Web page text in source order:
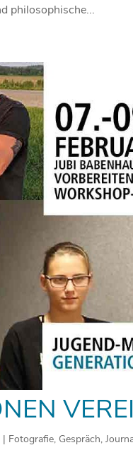
philosophische...
| Fotografie, Gespräch,